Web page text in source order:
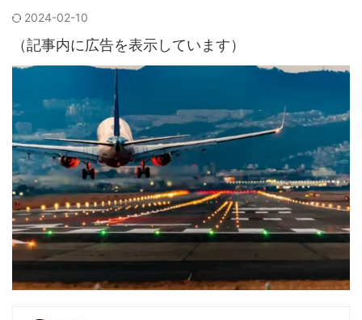
2024-02-10
（記事内に広告を表示しています）